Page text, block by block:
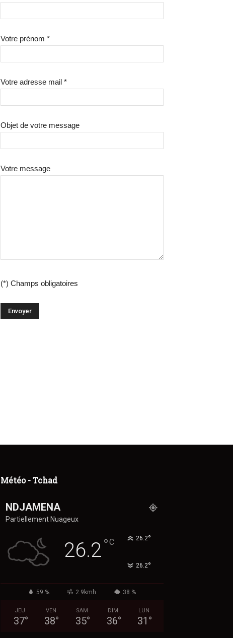
Votre prénom *
Votre adresse mail *
Objet de votre message
Votre message
(*) Champs obligatoires
Météo - Tchad
NDJAMENA
Partiellement Nuageux
26.2°C 26.2°
26.2°
59 % 2.9kmh 38 %
JEU
37°
VEN
38°
SAM
35°
DIM
36°
LUN
31 °